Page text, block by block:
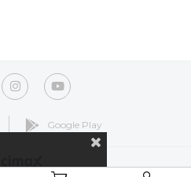
Google Play